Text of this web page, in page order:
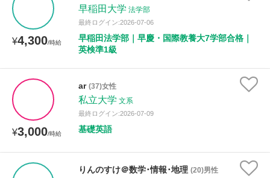
¥4,300/時給
早稲田大学 法学部
最終ログイン:2026-07-06
早稲田法学部｜早慶・国際教養大7学部合格｜
英検準1級
¥3,000/時給
ar (37)女性
私立大学 文系
最終ログイン:2026-07-09
基礎英語
りんのすけ＠数学･情報･地理 (20)男性